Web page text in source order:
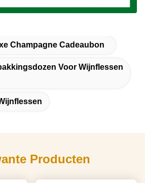
Champagne Cadeaubon
Voor Wijnflessen
Producten